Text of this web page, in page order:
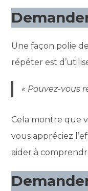
Une façon polie
répéter est
« Pouvez-vous
Cela montre que
vous appréciez
aider à